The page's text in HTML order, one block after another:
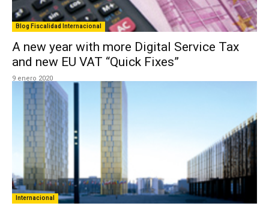
Blog Fiscalidad Internacional
A new year with more Digital Service Tax
and new EU VAT “Quick Fixes”
9 enero 2020
Internacional